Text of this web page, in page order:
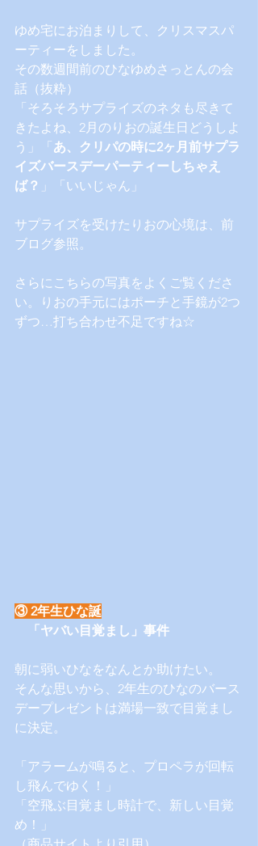
ゆめ宅にお泊まりして、クリスマスパ
ーティーをしました。
その数週間前のひなゆめさっとんの会
話（抜粋）
「そろそろサプライズのネタも尽きて
きたよね、2月のりおの誕生日どうしよ
う」「あ、クリパの時に2ヶ月前サプラ
イズバースデーパーティーしちゃえ
ば？ 」「いいじゃん」
サプライズを受けたりおの心境は、前
ブログ参照。
さらにこちらの写真をよくご覧くださ
い。りおの手元にはポーチと手鏡が2つ
ずつ…打ち合わせ不足ですね☆
③ 2年生ひな誕
「ヤバい目覚まし」事件
朝に弱いひなをなんとか助けたい。
そんな思いから、2年生のひなのバース
デープレゼントは満場一致で目覚まし
に決定。
「アラームが鳴ると、プロペラが回転
し飛んでゆく！」
「空飛ぶ目覚まし時計で、新しい目覚
め！」